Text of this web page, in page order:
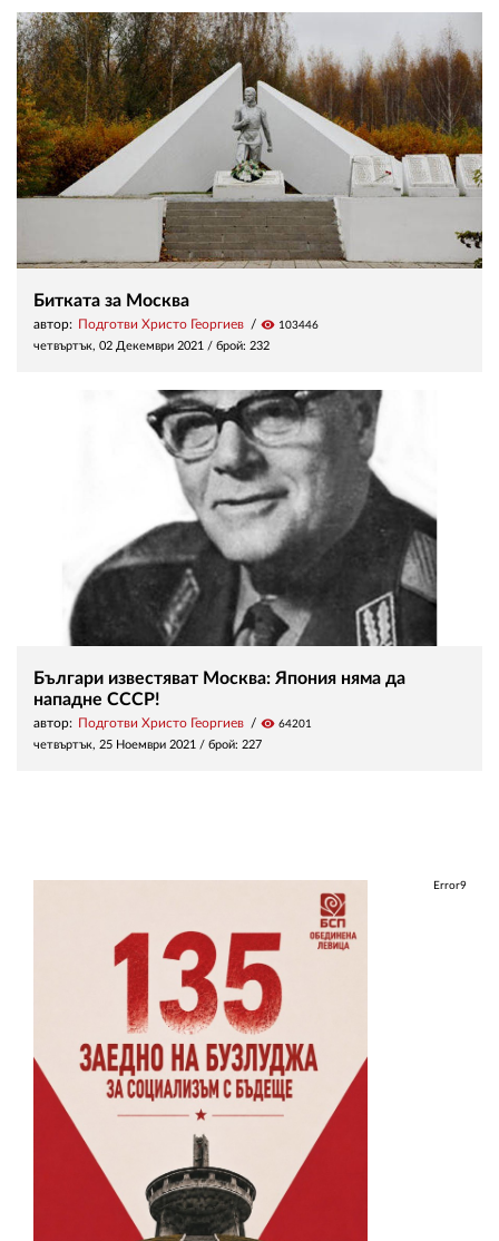
Битката за Москва
автор: Подготви Христо Георгиев visibility 103446
четвъртък, 02 Декември 2021 / брой: 232
Българи известяват Москва: Япония няма да
нападне СССР!
автор: Подготви Христо Георгиев visibility 64201
четвъртък, 25 Ноември 2021 / брой: 227
Error9